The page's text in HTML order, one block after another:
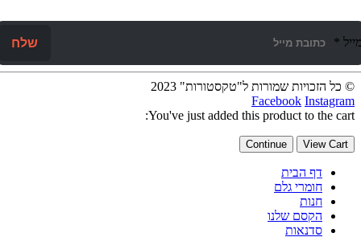
* שלח
הזכויות שמורות ל"טקסטורות" 2023
Facebook
You've just added this product to the
View
Continue
דף הבית
חומרי גלם
חנות
הקסם שלנו
סדנאות